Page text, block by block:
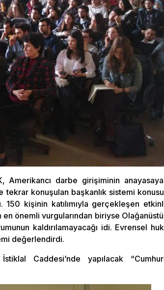
Amerikancı darbe girişiminin
konuşulan başkanlık sistemi
150 kişinin katılımıyla gerçekleşen
önemli vurgularından biriyse
kaldırılamayacağı idi. Evrensel
değerlendirdi.
Caddesi’nde yapılacak